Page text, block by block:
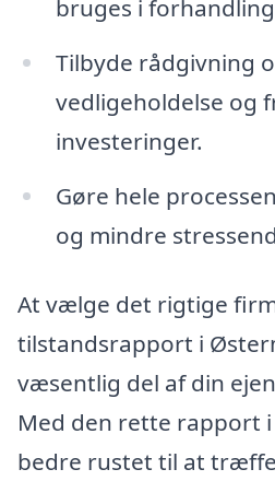
bruges i
Tilbyde rådgivning
vedligeholdelse og
investeringer.
Gøre hele
og mindre
At vælge det rigtige
tilstandsrapport i
væsentlig del af din
Med den rette rapport
bedre rustet til at